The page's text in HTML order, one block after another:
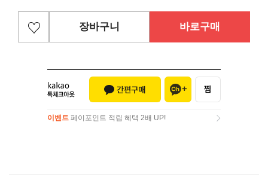
장바구니 바로구매
이벤트 페이포인트 적립 혜택 2배 UP!